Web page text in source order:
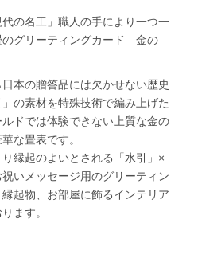
代の名工」職人の手により一つ一
のグリーティングカード 金の
本の贈答品には欠かせない歴史
の素材を特殊技術で編み上げた
ドでは体験できない上質な金の
な畳表です。
縁起のよいとされる「水引」×
祝いメッセージ用のグリーティン
起物、お部屋に飾るインテリア
ます。